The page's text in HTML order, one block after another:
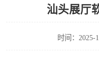
汕头展厅
时间：2025-